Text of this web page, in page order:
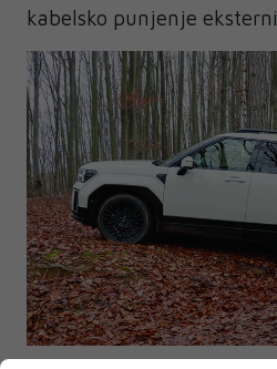
kabelsko punjenje